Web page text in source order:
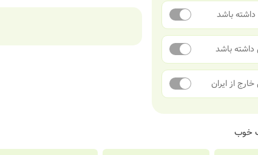
باشد
داشته باشد
از ایران
خوب